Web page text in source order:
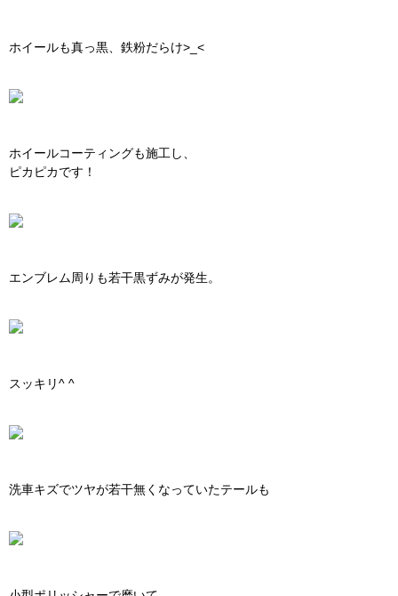
ホイールも真っ黒、鉄粉だらけ>_<
ホイールコーティングも施工し、
ピカピカです！
エンブレム周りも若干黒ずみが発生。
スッキリ^ ^
洗車キズでツヤが若干無くなっていたテールも